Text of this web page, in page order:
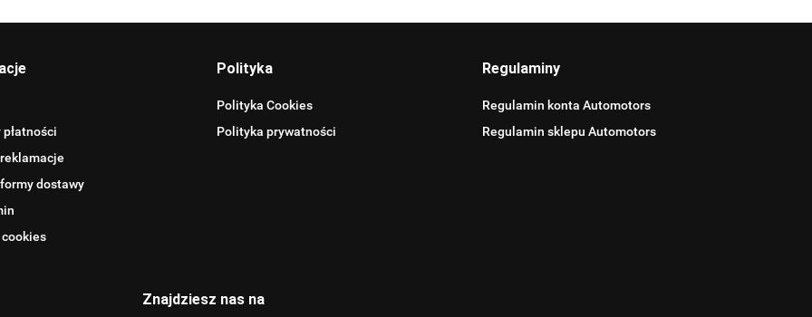
płatności
dostawy
Polityka
Polityka Cookies
Polityka prywatności
Regulaminy
Regulamin konta Automotors
Regulamin sklepu Automotors
Znajdziesz nas na